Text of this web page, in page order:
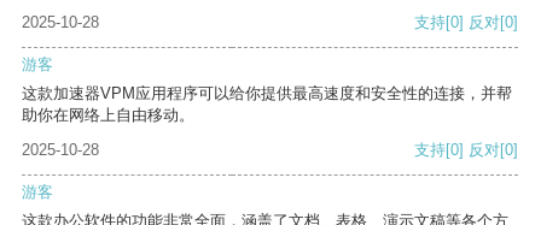
2025-10-28 支持[0] 反对[0]
游客
这款加速器VPM应用程序可以给你提供最高速度和安全性的连接，并帮
助你在网络上自由移动。
2025-10-28
支持[0] 反对[0]
游客
这款办公软件的功能非常全面，涵盖了文档、表格、演示文稿等各个方